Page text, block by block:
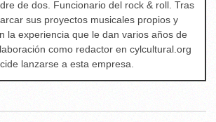
de dos. Funcionario del rock & roll. Tras
sus proyectos musicales propios y
la experiencia que le dan varios años de
como redactor en cylcultural.org
lanzarse a esta empresa.